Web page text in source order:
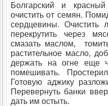
Болгарский и
очистить от семян.
сердцевины. Очистить
перекрутить через
смазать маслом,
растительное масло,
держать на огне еще
помешивать.
Готовую аджику
Перевернуть банки
дать им остыть.